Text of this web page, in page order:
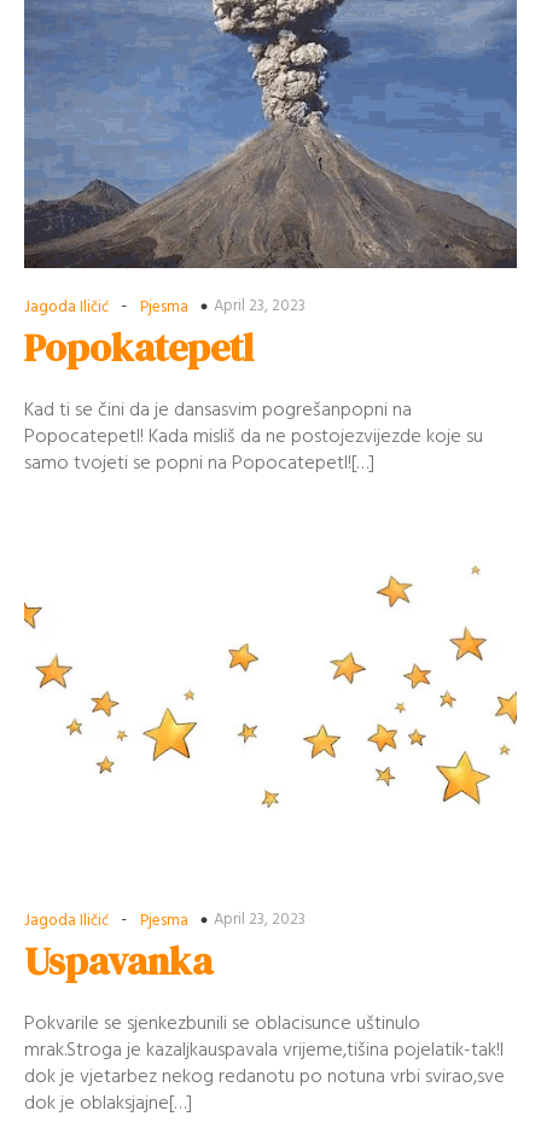
Jagoda Iličić - Pjesma April 23, 2023
Popokatepetl
Kad ti se čini da je dansasvim pogrešanpopni na
Popocatepetl! Kada misliš da ne postojezvijezde koje su
samo tvojeti se popni na Popocatepetl![…]
Jagoda Iličić - Pjesma April 23, 2023
Uspavanka
Pokvarile se sjenkezbunili se oblacisunce uštinulo
mrak.Stroga je kazaljkauspavala vrijeme,tišina pojelatik-tak!I
dok je vjetarbez nekog redanotu po notuna vrbi svirao,sve
dok je oblaksjajne[…]